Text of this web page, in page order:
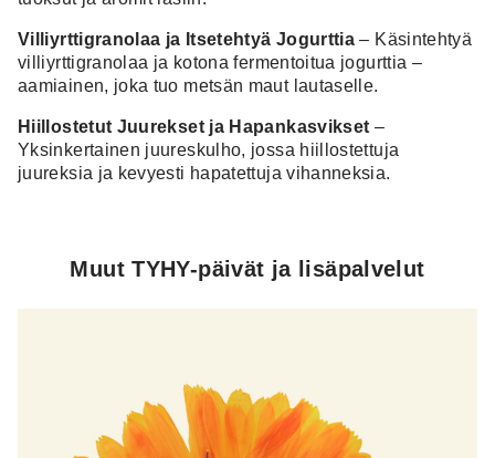
Villiyrttigranolaa ja Itsetehtyä Jogurttia – Käsintehtyä
villiyrttigranolaa ja kotona fermentoitua jogurttia –
aamiainen, joka tuo metsän maut lautaselle.
Hiillostetut Juurekset ja Hapankasvikset –
Yksinkertainen juureskulho, jossa hiillostettuja
juureksia ja kevyesti hapatettuja vihanneksia.
Muut TYHY-päivät ja lisäpalvelut